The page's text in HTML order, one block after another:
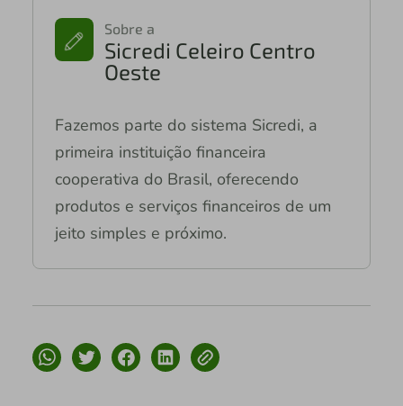
Sobre a
Sicredi Celeiro Centro
Oeste
Fazemos parte do sistema Sicredi, a
primeira instituição financeira
cooperativa do Brasil, oferecendo
produtos e serviços financeiros de um
jeito simples e próximo.